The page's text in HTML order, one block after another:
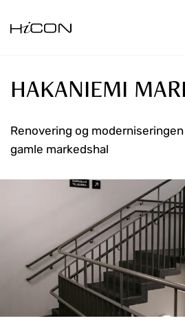
HAKANIEMI
Renovering og
gamle markedshal